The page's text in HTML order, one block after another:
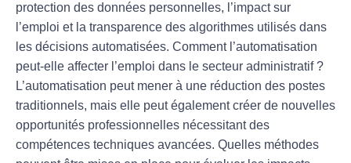
protection des données personnelles, l’impact sur
l’emploi et la transparence des algorithmes utilisés dans
les décisions automatisées. Comment l’automatisation
peut-elle affecter l’emploi dans le secteur administratif ?
L’automatisation peut mener à une réduction des postes
traditionnels, mais elle peut également créer de nouvelles
opportunités professionnelles nécessitant des
compétences techniques avancées. Quelles méthodes